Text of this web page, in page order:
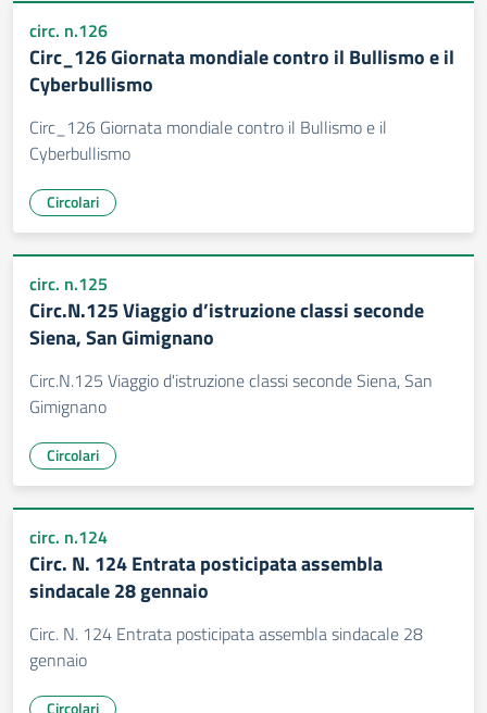
circ. n.126
Circ_126 Giornata mondiale contro il Bullismo e il
Cyberbullismo
Circ_126 Giornata mondiale contro il Bullismo e il
Cyberbullismo
Circolari
circ. n.125
Circ.N.125 Viaggio d’istruzione classi seconde
Siena, San Gimignano
Circ.N.125 Viaggio d'istruzione classi seconde Siena, San
Gimignano
Circolari
circ. n.124
Circ. N. 124 Entrata posticipata assembla
sindacale 28 gennaio
Circ. N. 124 Entrata posticipata assembla sindacale 28
gennaio
Circolari